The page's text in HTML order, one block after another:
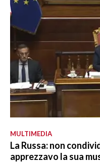
MULTIMEDIA
La Russa: non
apprezzavo la sua